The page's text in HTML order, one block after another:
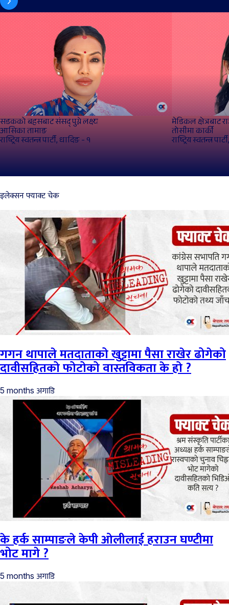
सडकको बहसबाट संसद्‌ पुग्ने लक्ष्य
आसिका तामाङ
राष्ट्रिय स्वतन्त्र पार्टी, धादिङ - १
मेडिकल क्षेत्रबाट
तोसीमा कार्की
राष्ट्रिय स्वतन्त्र
इलेक्सन फ्याक्ट चेक
गगन थापाले मतदाताको खुट्टामा पैसा राखेर ढोगेको
दावीसहितको फोटोको वास्तविकता के हो ?
5 months अगाडि
के हर्क साम्पाङले केपी ओलीलाई हराउन घण्टीमा
भोट मागे ?
5 months अगाडि